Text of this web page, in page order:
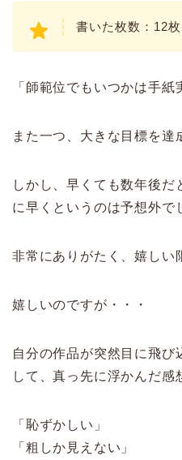
書いた枚数：12枚
「師範位でもいつかは手紙
また一つ、大きな目標を達
しかし、早くても数年後だ
に早くというのは予想外で
非常にありがたく、嬉しい
嬉しいのですが・・・
自分の作品が突然目に飛び
して、真っ先に浮かんだ感
「恥ずかしい」
「粗しか見えない」